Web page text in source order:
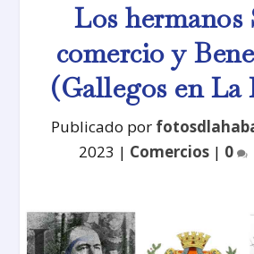
Los hermanos
comercio y
(Gallegos en La
Publicado por
2023 | Comercios | 0